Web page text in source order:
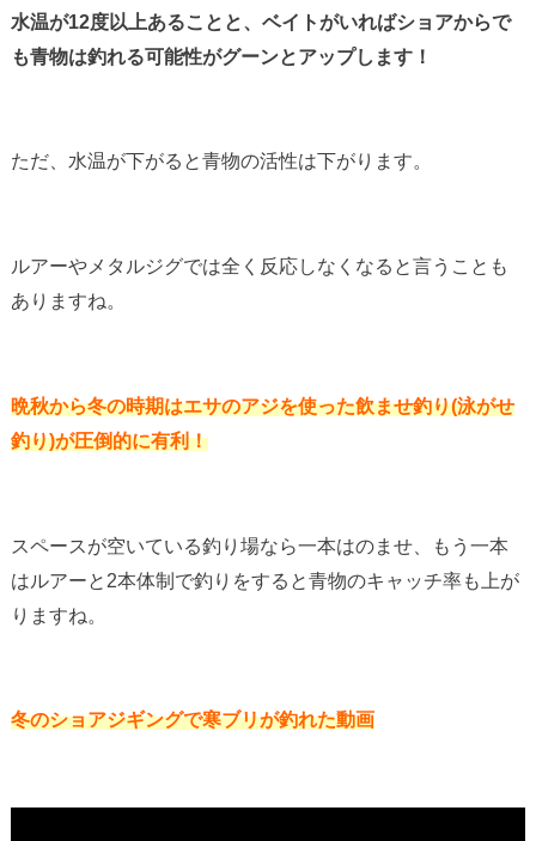
水温が12度以上あることと、ベイトがいればショアからで
も青物は釣れる可能性がグーンとアップします！
ただ、水温が下がると青物の活性は下がります。
ルアーやメタルジグでは全く反応しなくなると言うことも
ありますね。
晩秋から冬の時期はエサのアジを使った飲ませ釣り(泳がせ
釣り)が圧倒的に有利！
スペースが空いている釣り場なら一本はのませ、もう一本
はルアーと2本体制で釣りをすると青物のキャッチ率も上が
りますね。
冬のショアジギングで寒ブリが釣れた動画